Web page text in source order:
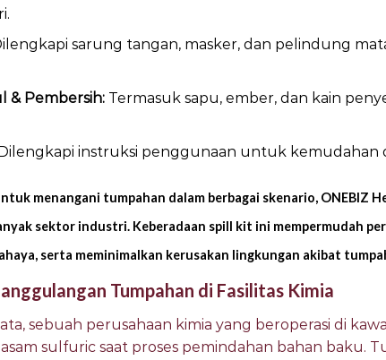
sarung tangan, masker, dan pelindung
& Pembersih:Termasuk sapu, ember, dan kain
instruksi penggunaan untuk kemudahan
menangani tumpahan dalam berbagai skenario, ONEBIZ
sektor industri. Keberadaan spill kit ini mempermudah
serta meminimalkan kerusakan lingkungan akibat
Tumpahan di Fasilitas Kimia
sebuah perusahaan kimia yang beroperasi di
sulfuric saat proses pemindahan bahan baku.